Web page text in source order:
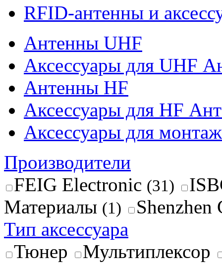
RFID-антенны и
Антенны UHF
Аксессуары для UHF
Антенны HF
Аксессуары для HF
Аксессуары для
Производители
FEIG Electronic (31)
Материалы (1)
Тип аксессуара
Тюнер
Мультиплексор